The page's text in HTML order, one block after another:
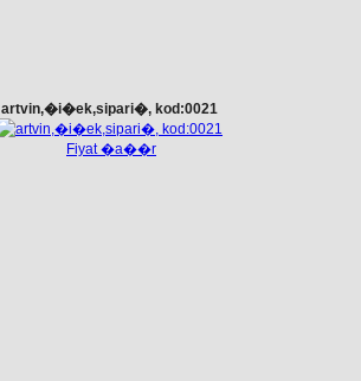
artvin,�i�ek,sipari�, kod:0021
Fiyat �a��r